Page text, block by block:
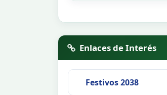
Enlaces de Interés
Festivos 2038